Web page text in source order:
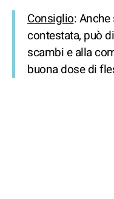
Consiglio: Anche
contestata, può
scambi e alla
buona dose di